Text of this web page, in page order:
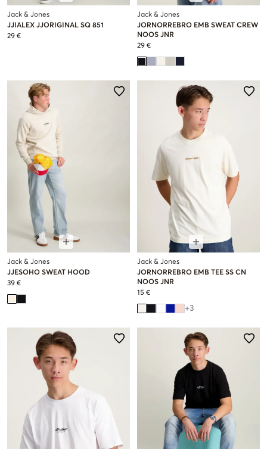
Jack & Jones
JJIALEX JJORIGINAL SQ 851
29 €
Jack & Jones
JORNORREBRO EMB SWEAT CREW
NOOS JNR
29 €
Jack & Jones
JJESOHO SWEAT HOOD
39 €
Jack & Jones
JORNORREBRO EMB TEE SS CN
NOOS JNR
15 €
+3